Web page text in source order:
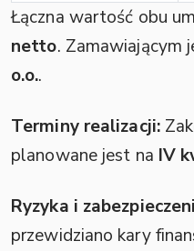
Łączna wartość obu
netto. Zamawiającym
o.o..
Terminy realizacji:
planowane jest na IV
Ryzyka i
przewidziano kary